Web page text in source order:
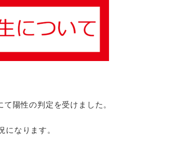
陽性の判定を受けました。
になります。